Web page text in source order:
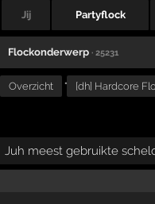
Jij Partyflock
Flockonderwerp · 25231
Overzicht " [dh] Hardcore
Juh meest gebruikte